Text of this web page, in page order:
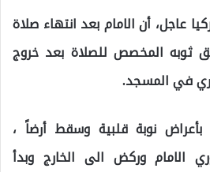
عاجل، أن الامام بعد انتهاء صلاة
ثوبه المخصص للصلاة بعد خروج
في المسجد.
بأعراض نوبة قلبية وسقط أرضاً ،
الامام وركض الى الخارج وبدأ